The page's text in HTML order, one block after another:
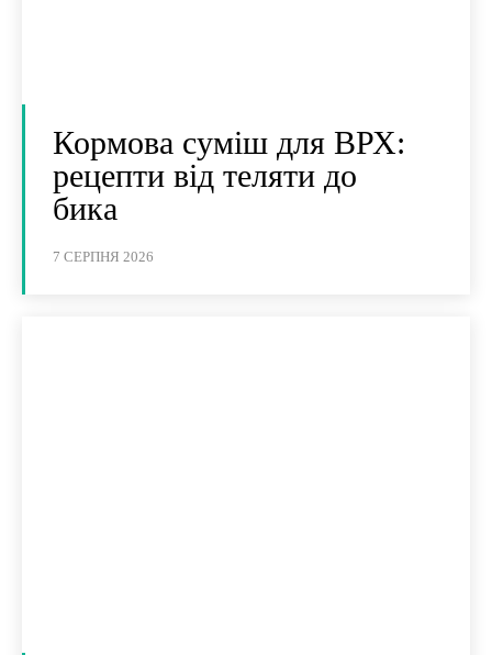
Кормова суміш для ВРХ:
рецепти від теляти до
бика
7 СЕРПНЯ 2026